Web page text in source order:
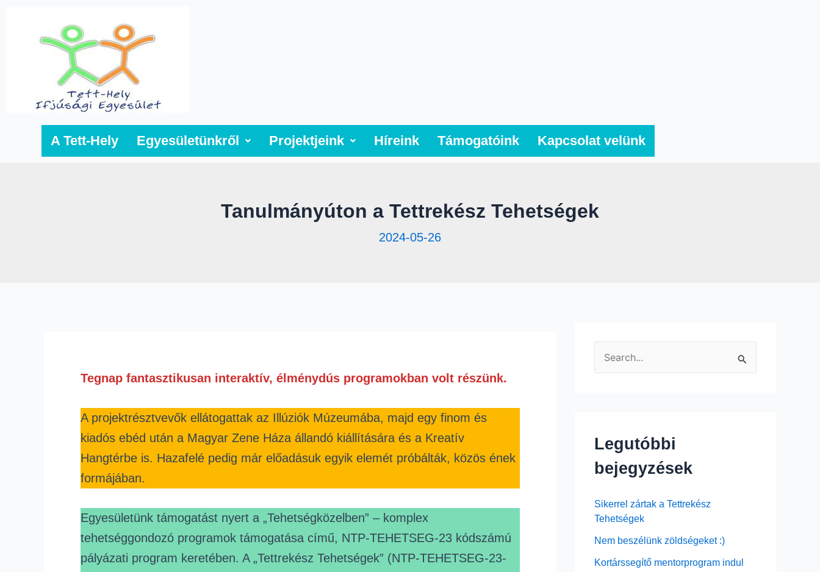
A Tett-Hely Egyesületünkről Projektjeink Híreink Támogatóink Kapcsolat velünk
Tanulmányúton a Tettrekész Tehetségek
2024-05-26
Tegnap fantasztikusan interaktív, élménydús programokban volt részünk.
A projektrésztvevők ellátogattak az Illúziók Múzeumába, majd egy finom és
kiadós ebéd után a Magyar Zene Háza állandó kiállítására és a Kreatív
Hangtérbe is. Hazafelé pedig már előadásuk egyik elemét próbálták, közös ének
formájában.
Egyesületünk támogatást nyert a „Tehetségközelben” – komplex
tehetséggondozó programok támogatása című, NTP-TEHETSEG-23 kódszámú
pályázati program keretében. A „Tettrekész Tehetségek” (NTP-TEHETSEG-23-
c
o
r
:
Legutóbbi
bejegyzések
Sikerrel zártak a Tettrekész
Tehetségek
Nem beszélünk zöldségeket :)
Kortárssegítő mentorprogram indul